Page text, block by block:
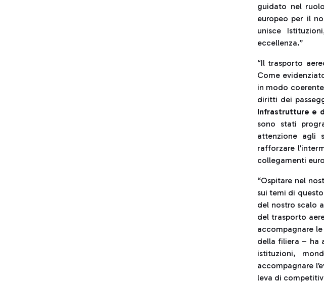
guidato nel
europeo per il
unisce
eccellenza.”
“Il trasporto
Come
in modo
diritti dei
Infrastrutture e
sono stati
attenzione agli
rafforzare
collegamenti
“Ospitare nel
sui temi di
del nostro scalo
del trasporto
accompagnare
della filiera – ha
istituzioni,
accompagnare
leva di